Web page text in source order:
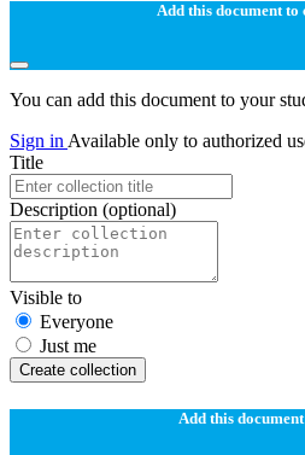
Add this document to
You can add this document to your
Sign in Available only to authorized
Title
Description (optional)
Visible to
Everyone
Just me
Create collection
Add this